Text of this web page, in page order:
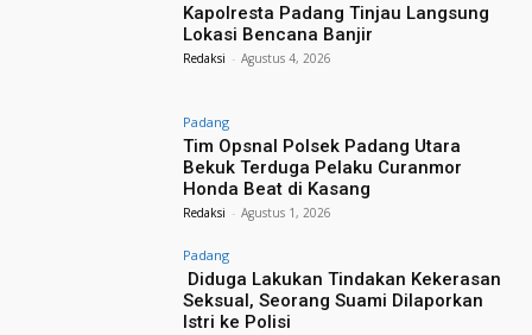
Kapolresta Padang Tinjau Langsung
Lokasi Bencana Banjir
Redaksi - Agustus 4, 2026
Padang
Tim Opsnal Polsek Padang Utara
Bekuk Terduga Pelaku Curanmor
Honda Beat di Kasang
Redaksi - Agustus 1, 2026
Padang
Diduga Lakukan Tindakan Kekerasan
Seksual, Seorang Suami Dilaporkan
Istri ke Polisi